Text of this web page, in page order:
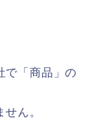
で「商品」の
ん。